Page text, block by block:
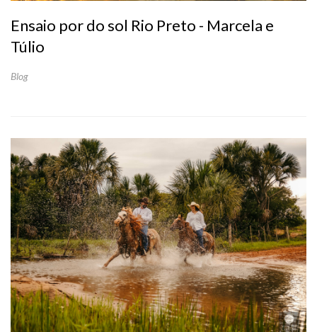
Ensaio por do sol Rio Preto - Marcela e
Túlio
Blog